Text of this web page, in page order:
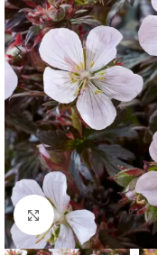
Klknite da uvećate